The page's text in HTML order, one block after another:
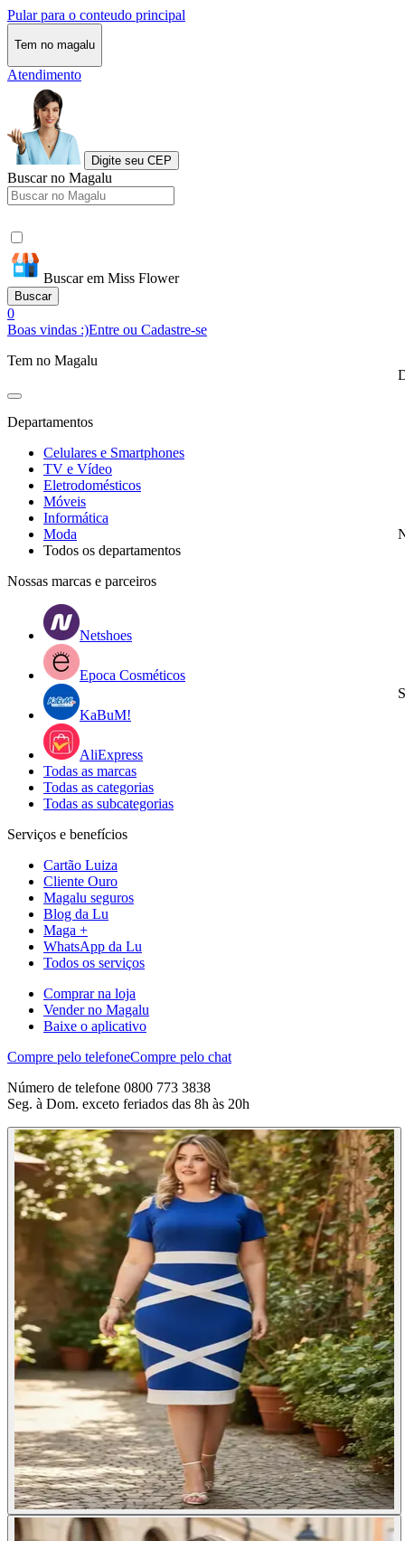
Pular para o conteudo principal
Tem no magalu
Atendimento
Digite seu CEP
Buscar no Magalu
Buscar em Miss Flower
Buscar
0
Boas vindas :)Entre ou Cadastre-se
Tem no Magalu
Departamentos
Celulares e Smartphones
TV e Vídeo
Eletrodomésticos
Móveis
Informática
Moda
Todos os departamentos
Nossas marcas e parceiros
Netshoes
Epoca Cosméticos
KaBuM!
AliExpress
Todas as marcas
Todas as categorias
Todas as subcategorias
Serviços e benefícios
Cartão Luiza
Cliente Ouro
Magalu seguros
Blog da Lu
Maga +
WhatsApp da Lu
Todos os serviços
Comprar na loja
Vender no Magalu
Baixe o aplicativo
Compre pelo telefoneCompre pelo chat
Número de telefone 0800 773 3838
Seg. à Dom. exceto feriados das 8h às 20h